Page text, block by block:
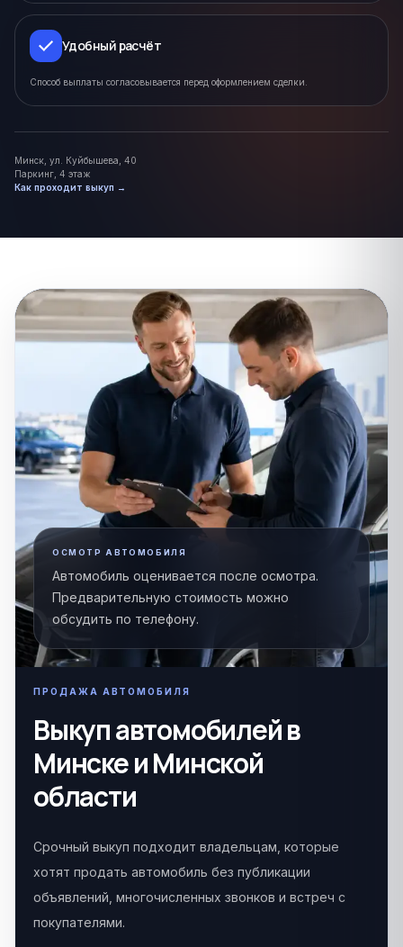
Удобный расчёт
Способ выплаты согласовывается перед оформлением сделки.
Минск, ул. Куйбышева, 40
Паркинг, 4 этаж
Как проходит выкуп →
ОСМОТР АВТОМОБИЛЯ
Автомобиль оценивается после осмотра.
Предварительную стоимость можно
обсудить по телефону.
ПРОДАЖА АВТОМОБИЛЯ
Выкуп автомобилей в
Минске и Минской
области
Срочный выкуп подходит владельцам, которые
хотят продать автомобиль без публикации
объявлений, многочисленных звонков и встреч с
покупателями.